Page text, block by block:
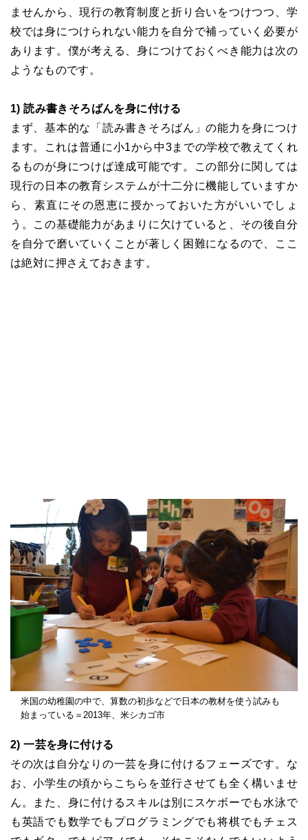
ませんから、現行の教育制度と折り合いをつけつつ、学
校では身につけられない能力を自分で補っていく必要が
あります。僕が考える、身につけておくべき能力は次の
ようなものです。
1) 読み書きそろばんを身に付ける
まず、基本的な「読み書きそろばん」の能力を身につけ
ます。これは普通に小1から中3までの学校で教えてくれ
るものが身につけば達成可能です。この部分に関しては
現行の日本の教育システムが十二分に機能していますか
ら、素直にその恩恵に授かっておいた方がいいでしょ
う。この基礎能力があまりに欠けていると、その後自分
を自分で磨いていくことが著しく困難になるので、ここ
は絶対に押さえておきます。
米国の幼稚園の中で、算数の初歩などで日本の教材を使う試みも
始まっている＝2013年、米シカゴ市
2) 一芸を身に付ける
その次は自分なりの一芸を身に付けるフェーズです。な
お、小学生の頃からこちらを並行させても全く構いませ
ん。また、身に付けるスキルは別にスケボーでも水泳で
も英語でも数学でもプログラミングでも将棋でもチェス